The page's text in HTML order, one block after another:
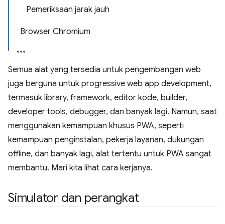
Pemeriksaan jarak jauh
Browser Chromium
Semua alat yang tersedia untuk pengembangan web
juga berguna untuk progressive web app development,
termasuk library, framework, editor kode, builder,
developer tools, debugger, dan banyak lagi. Namun, saat
menggunakan kemampuan khusus PWA, seperti
kemampuan penginstalan, pekerja layanan, dukungan
offline, dan banyak lagi, alat tertentu untuk PWA sangat
membantu. Mari kita lihat cara kerjanya.
Simulator dan perangkat